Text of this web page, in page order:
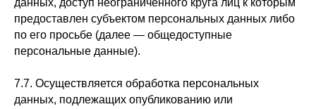
данных, доступ неограниченного круга лиц к которым
предоставлен субъектом персональных данных либо
по его просьбе (далее — общедоступные
персональные данные).
7.7. Осуществляется обработка персональных
данных, подлежащих опубликованию или